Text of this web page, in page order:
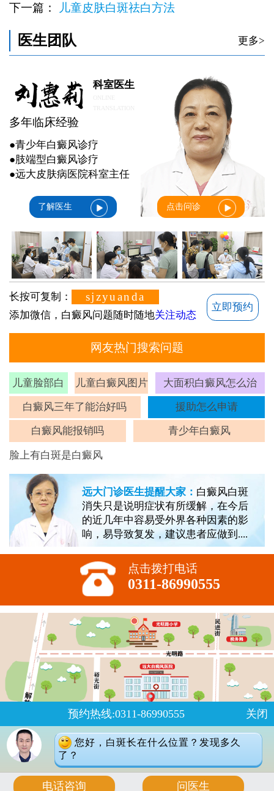
下一篇：
儿童皮肤白斑祛白方法
医生团队 更多>
科室医生
多年临床经验
●青少年白癜风诊疗
●肢端型白癜风诊疗
●远大皮肤病医院科室主任
了解医生 点击问诊
长按可复制： sjzyuanda
添加微信，白癜风问题随时随地关注动态
立即预约
网友热门搜索问题
儿童脸部白
斑
儿童白癜风图片 大面积白癜风怎么治
白癜风三年了能治好吗 援助怎么申请
白癜风能报销吗 青少年白癜风
脸上有白斑是白癜风
远大门诊医生提醒大家： 白癜风白斑
消失只是说明症状有所缓解，在今后
的近几年中容易受外界各种因素的影
响，易导致复发，建议患者应做到....
点击拨打电话
0311-86990555
版权所有:石家庄远大中医皮肤病医院 2023
预约热线:0311-86990555 关闭
您好，白斑长在什么位置？发现多久
了？
电话咨询 问医生